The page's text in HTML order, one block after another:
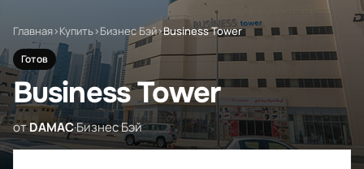
Главная›Купить›Бизнес Бэй›Business Tower
Готов
Business Tower
отDAMAC·Бизнес Бэй